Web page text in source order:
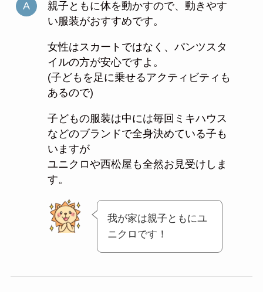
親子ともに体を動かすので、動きやす
い服装がおすすめです。
女性はスカートではなく、パンツスタ
イルの方が安心ですよ。
(子どもを足に乗せるアクティビティも
あるので)
子どもの服装は中には毎回ミキハウス
などのブランドで全身決めている子も
いますが
ユニクロや西松屋も全然お見受けしま
す。
我が家は親子ともにユ
ニクロです！